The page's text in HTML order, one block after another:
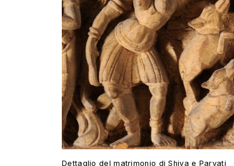
Dettaglio del matrimonio di Shiva e Parvati